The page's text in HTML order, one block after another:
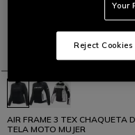
AIR FRAME 3 TEX CHAQUETA
TELA MOTO MUJER
Your
Reject Cookies